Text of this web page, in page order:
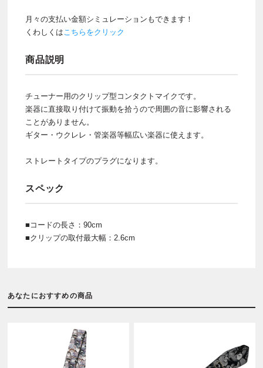
月々の支払い金額シミュレーションもできます！
くわしくはこちらをクリック
商品説明
チューナー用のクリップ型コンタクトマイクです。
楽器に直接取り付けて振動を拾うので周囲の音に影響される
ことがありません。
ギター・ウクレレ・管楽器等幅広い楽器に使えます。
ストレートタイプのプラグになります。
スペック
■コードの長さ：90cm
■クリップの取付最大幅：2.6cm
あなたにおすすめの商品